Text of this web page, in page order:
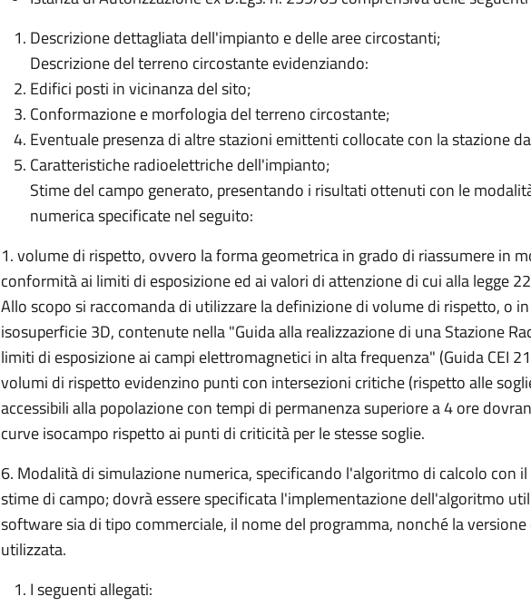
Descrizione dettagliata dell'impianto e delle aree circostanti;
Descrizione del terreno circostante evidenziando:
Edifici posti in vicinanza del sito;
Conformazione e morfologia del terreno circostante;
Eventuale presenza di altre stazioni emittenti collocate con la stazione
Caratteristiche radioelettriche dell'impianto;
Stime del campo generato, presentando i risultati ottenuti con le
numerica specificate nel seguito:
1. volume di rispetto, ovvero la forma geometrica in grado di riassumere in
conformità ai limiti di esposizione ed ai valori di attenzione di cui alla legge
Allo scopo si raccomanda di utilizzare la definizione di volume di rispetto, o
isosuperficie 3D, contenute nella "Guida alla realizzazione di una Stazione
limiti di esposizione ai campi elettromagnetici in alta frequenza" (Guida CEI
volumi di rispetto evidenzino punti con intersezioni critiche (rispetto alle
accessibili alla popolazione con tempi di permanenza superiore a 4 ore
curve isocampo rispetto ai punti di criticità per le stesse soglie.
6. Modalità di simulazione numerica, specificando l'algoritmo di calcolo con
stime di campo; dovrà essere specificata l'implementazione dell'algoritmo
software sia di tipo commerciale, il nome del programma, nonché la
utilizzata.
I seguenti allegati: